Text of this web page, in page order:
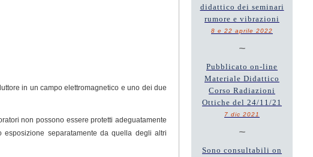
in un campo elettromagnetico e uno dei due
non possono essere protetti adeguatamente
separatamente da quella degli altri
didattico dei seminari
rumore e vibrazioni
8 e 22 aprile 2022
~
Pubblicato on-line
Materiale Didattico
Corso Radiazioni
Ottiche del 24/11/21
7 dic 2021
~
Sono consultabili on